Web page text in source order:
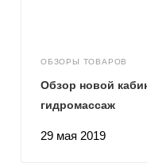
ОБЗОРЫ ТОВАРОВ
29 мая 2019
Обзор новой
гидромассаж